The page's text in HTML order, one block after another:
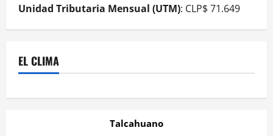
Unidad Tributaria Mensual (UTM): CLP$ 71.649
EL CLIMA
Talcahuano